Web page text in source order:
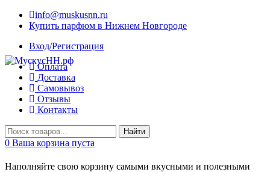
info@muskusnn.ru
Купить парфюм в Нижнем Новгороде
Вход/Регистрация
Оплата
Доставка
Самовывоз
Отзывы
Контакты
Найти
0 Ваша корзина пуста
Наполняйте свою корзину самыми вкусными и полезными